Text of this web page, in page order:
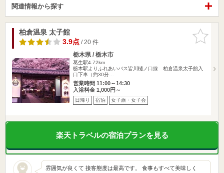
関連情報から探す
お気に入
りに追加
柏倉温泉 太子館
3.9点/ 20 件
栃木県 / 栃木市
葛生駅4.72km
栃木駅よりふれあいバス皆川樋ノ口線 柏倉温泉太子館入
口下車（約30分…
営業時間 11:00～14:30
入浴料金 1,000円～
日帰り 宿泊 女子旅・女子会
楽天トラベルの宿泊プランを見る
雰囲気が良くて 接客態度は最高です。 食事もすべて美味しく